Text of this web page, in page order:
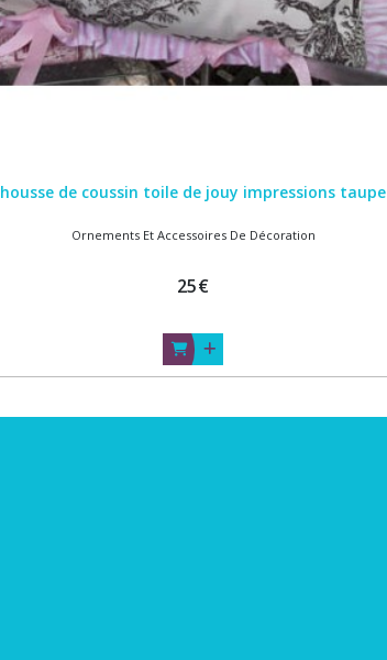
housse de coussin toile de jouy impressions taupe
Ornements Et Accessoires De Décoration
25€